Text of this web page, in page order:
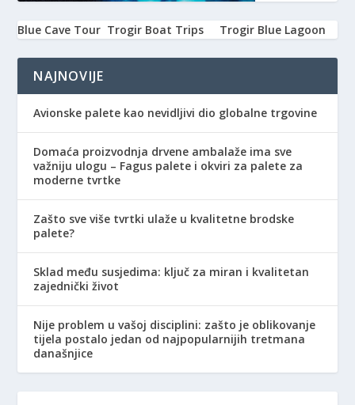
Blue Cave Tour Trogir Boat Trips Trogir Blue Lagoon
NAJNOVIJE
Avionske palete kao nevidljivi dio globalne trgovine
Domaća proizvodnja drvene ambalaže ima sve
važniju ulogu – Fagus palete i okviri za palete za
moderne tvrtke
Zašto sve više tvrtki ulaže u kvalitetne brodske
palete?
Sklad među susjedima: ključ za miran i kvalitetan
zajednički život
Nije problem u vašoj disciplini: zašto je oblikovanje
tijela postalo jedan od najpopularnijih tretmana
današnjice